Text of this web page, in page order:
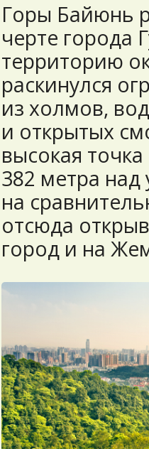
Горы Байюнь
черте города
территорию
раскинулся
из холмов,
и открытых
высокая
382 метра
на
отсюда
город и на